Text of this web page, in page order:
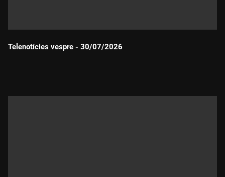
Telenotícies vespre - 30/07/2026